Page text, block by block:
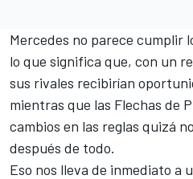
Mercedes no parece cumplir
lo que significa que, con un
sus rivales recibirían
mientras que las Flechas de
cambios en las reglas quizá
después de todo.
Eso nos lleva de inmediato a